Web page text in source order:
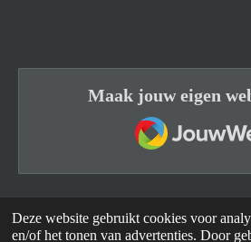
Deze website gebruikt cookies voor
en/of het tonen van advertenties. Door
Maak jouw eigen
JouwWeb